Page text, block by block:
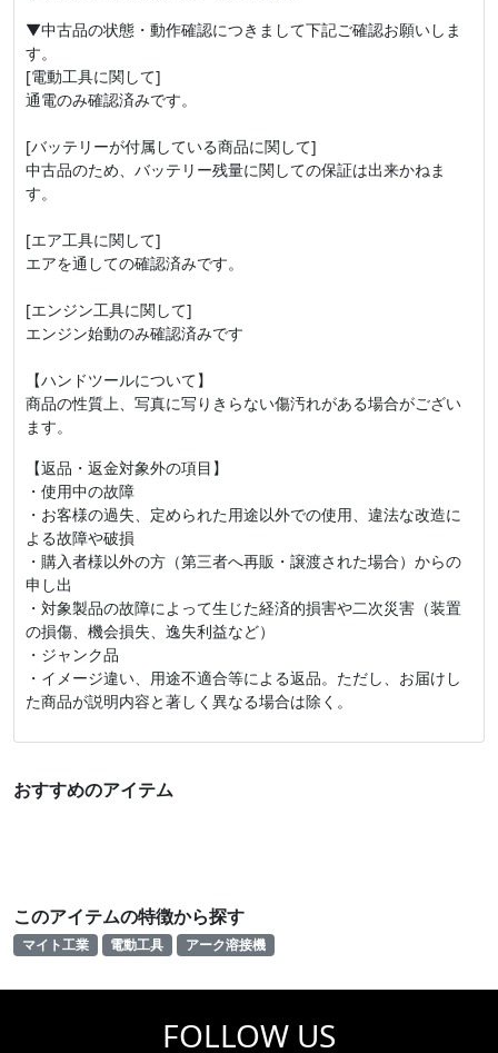
▼中古品の状態・動作確認につきまして下記ご確認お願いしま
す。
[電動工具に関して]
通電のみ確認済みです。
[バッテリーが付属している商品に関して]
中古品のため、バッテリー残量に関しての保証は出来かねま
す。
[エア工具に関して]
エアを通しての確認済みです。
[エンジン工具に関して]
エンジン始動のみ確認済みです
【ハンドツールについて】
商品の性質上、写真に写りきらない傷汚れがある場合がござい
ます。
【返品・返金対象外の項目】
・使用中の故障
・お客様の過失、定められた用途以外での使用、違法な改造に
よる故障や破損
・購入者様以外の方（第三者へ再販・譲渡された場合）からの
申し出
・対象製品の故障によって生じた経済的損害や二次災害（装置
の損傷、機会損失、逸失利益など）
・ジャンク品
・イメージ違い、用途不適合等による返品。ただし、お届けし
た商品が説明内容と著しく異なる場合は除く。
おすすめのアイテム
このアイテムの特徴から探す
マイト工業 電動工具 アーク溶接機
FOLLOW US